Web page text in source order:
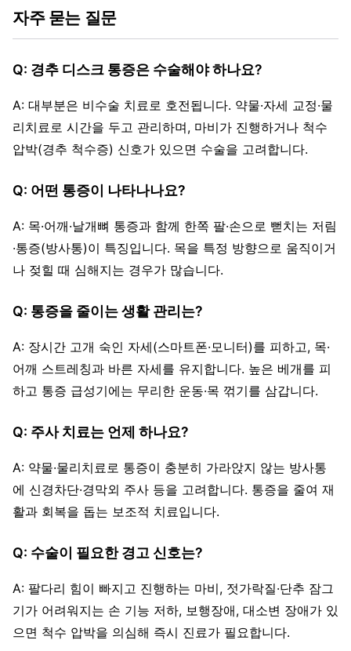
자주 묻는 질문
Q: 경추 디스크 통증은 수술해야 하나요?
A: 대부분은 비수술 치료로 호전됩니다. 약물·자세 교정·물
리치료로 시간을 두고 관리하며, 마비가 진행하거나 척수
압박(경추 척수증) 신호가 있으면 수술을 고려합니다.
Q: 어떤 통증이 나타나나요?
A: 목·어깨·날개뼈 통증과 함께 한쪽 팔·손으로 뻗치는 저림
·통증(방사통)이 특징입니다. 목을 특정 방향으로 움직이거
나 젖힐 때 심해지는 경우가 많습니다.
Q: 통증을 줄이는 생활 관리는?
A: 장시간 고개 숙인 자세(스마트폰·모니터)를 피하고, 목·
어깨 스트레칭과 바른 자세를 유지합니다. 높은 베개를 피
하고 통증 급성기에는 무리한 운동·목 꺾기를 삼갑니다.
Q: 주사 치료는 언제 하나요?
A: 약물·물리치료로 통증이 충분히 가라앉지 않는 방사통
에 신경차단·경막외 주사 등을 고려합니다. 통증을 줄여 재
활과 회복을 돕는 보조적 치료입니다.
Q: 수술이 필요한 경고 신호는?
A: 팔다리 힘이 빠지고 진행하는 마비, 젓가락질·단추 잠그
기가 어려워지는 손 기능 저하, 보행장애, 대소변 장애가 있
으면 척수 압박을 의심해 즉시 진료가 필요합니다.